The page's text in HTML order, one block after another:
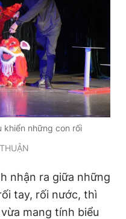
khiển những con rối
nhận ra giữa những
tay, rối nước, thì
mang tính biểu